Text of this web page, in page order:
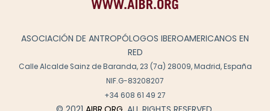
ASOCIACIÓN DE ANTROPÓLOGOS IBEROAMERICANOS EN
RED
Calle Alcalde Sainz de Baranda, 23 (7a) 28009, Madrid, España
NIF.G-83208207
+34 608 61 49 27